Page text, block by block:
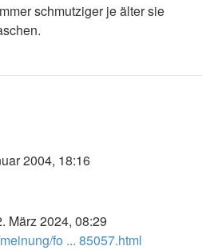
schmutziger je älter sie
2004, 18:16
März 2024, 08:29
fo ... 85057.html